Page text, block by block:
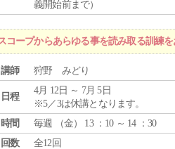
義開始前まで）
ープからあらゆる事を読み取る訓練を
講師 狩野 みどり
日程
4月 12日 ～ 7月 5日
※5／3は休講となります。
時間
毎週 （金） 13 ：10 ～ 14 ：30
回数
全12回